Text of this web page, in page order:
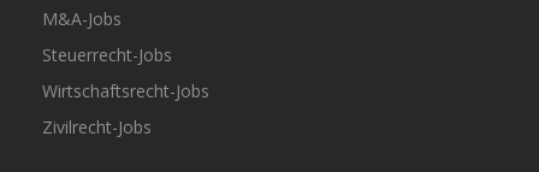
M&A-Jobs
Steuerrecht-Jobs
Wirtschaftsrecht-Jobs
Zivilrecht-Jobs